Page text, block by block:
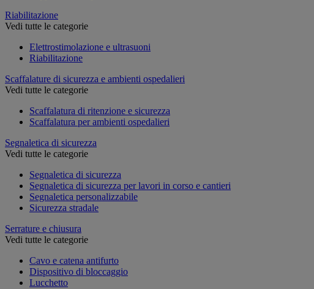
Riabilitazione
Vedi tutte le categorie
Elettrostimolazione e ultrasuoni
Riabilitazione
Scaffalature di sicurezza e ambienti ospedalieri
Vedi tutte le categorie
Scaffalatura di ritenzione e sicurezza
Scaffalatura per ambienti ospedalieri
Segnaletica di sicurezza
Vedi tutte le categorie
Segnaletica di sicurezza
Segnaletica di sicurezza per lavori in corso e cantieri
Segnaletica personalizzabile
Sicurezza stradale
Serrature e chiusura
Vedi tutte le categorie
Cavo e catena antifurto
Dispositivo di bloccaggio
Lucchetto